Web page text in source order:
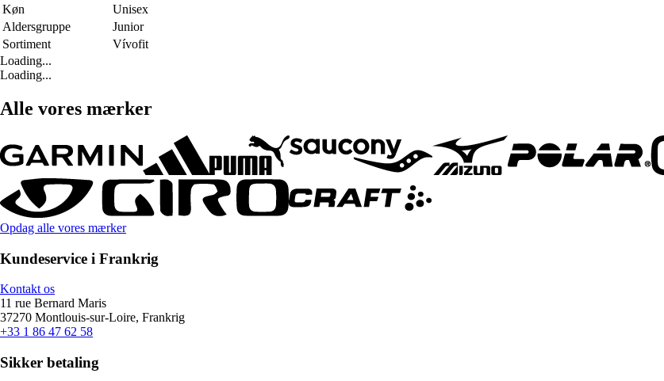
Køn
Unisex
Aldersgruppe
Junior
Sortiment
Vívofit
Loading...
Loading...
Alle vores mærker
Opdag alle vores mærker
Kundeservice i Frankrig
Kontakt os
11 rue Bernard Maris
37270 Montlouis-sur-Loire, Frankrig
+33 1 86 47 62 58
Sikker betaling